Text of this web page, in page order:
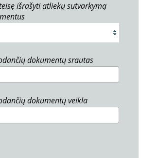
išrašyti atliekų sutvarkymą
dokumentų srautas
dokumentų veikla